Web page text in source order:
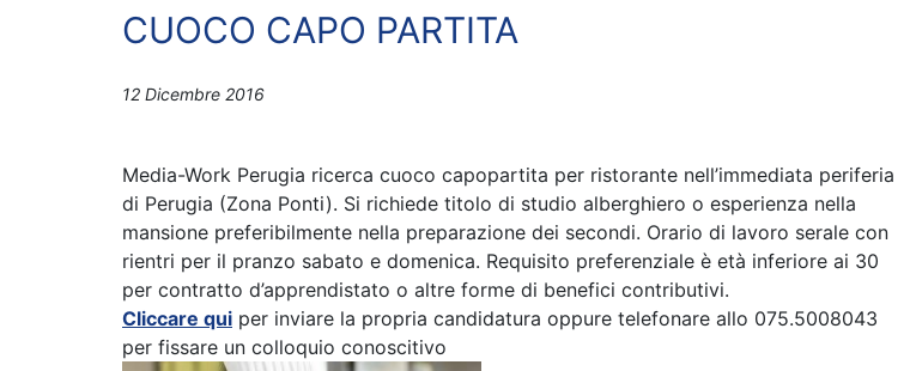
CUOCO CAPO PARTITA
12 Dicembre 2016
Media-Work Perugia ricerca cuoco capopartita per ristorante nell’immediata periferia
di Perugia (Zona Ponti). Si richiede titolo di studio alberghiero o esperienza nella
mansione preferibilmente nella preparazione dei secondi. Orario di lavoro serale con
rientri per il pranzo sabato e domenica. Requisito preferenziale è età inferiore ai 30
per contratto d’apprendistato o altre forme di benefici contributivi.
Cliccare qui per inviare la propria candidatura oppure telefonare allo 075.5008043
per fissare un colloquio conoscitivo